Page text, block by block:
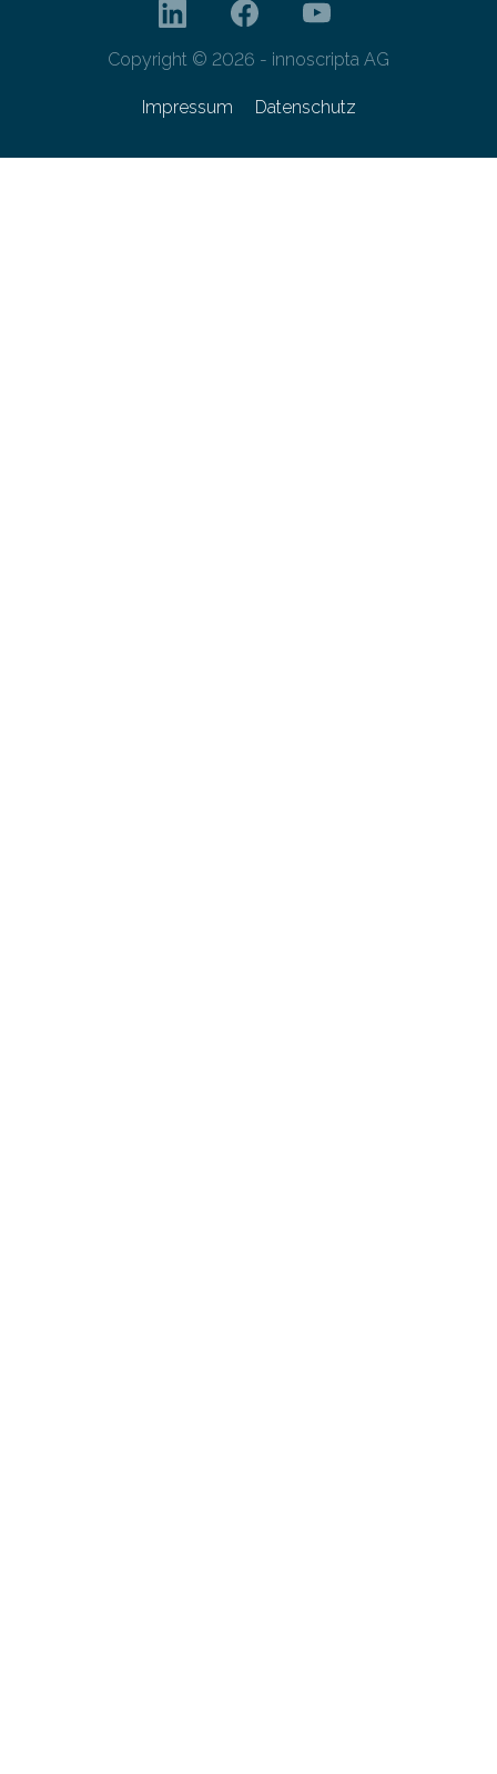
Copyright © 2026 - innoscripta AG
Impressum Datenschutz